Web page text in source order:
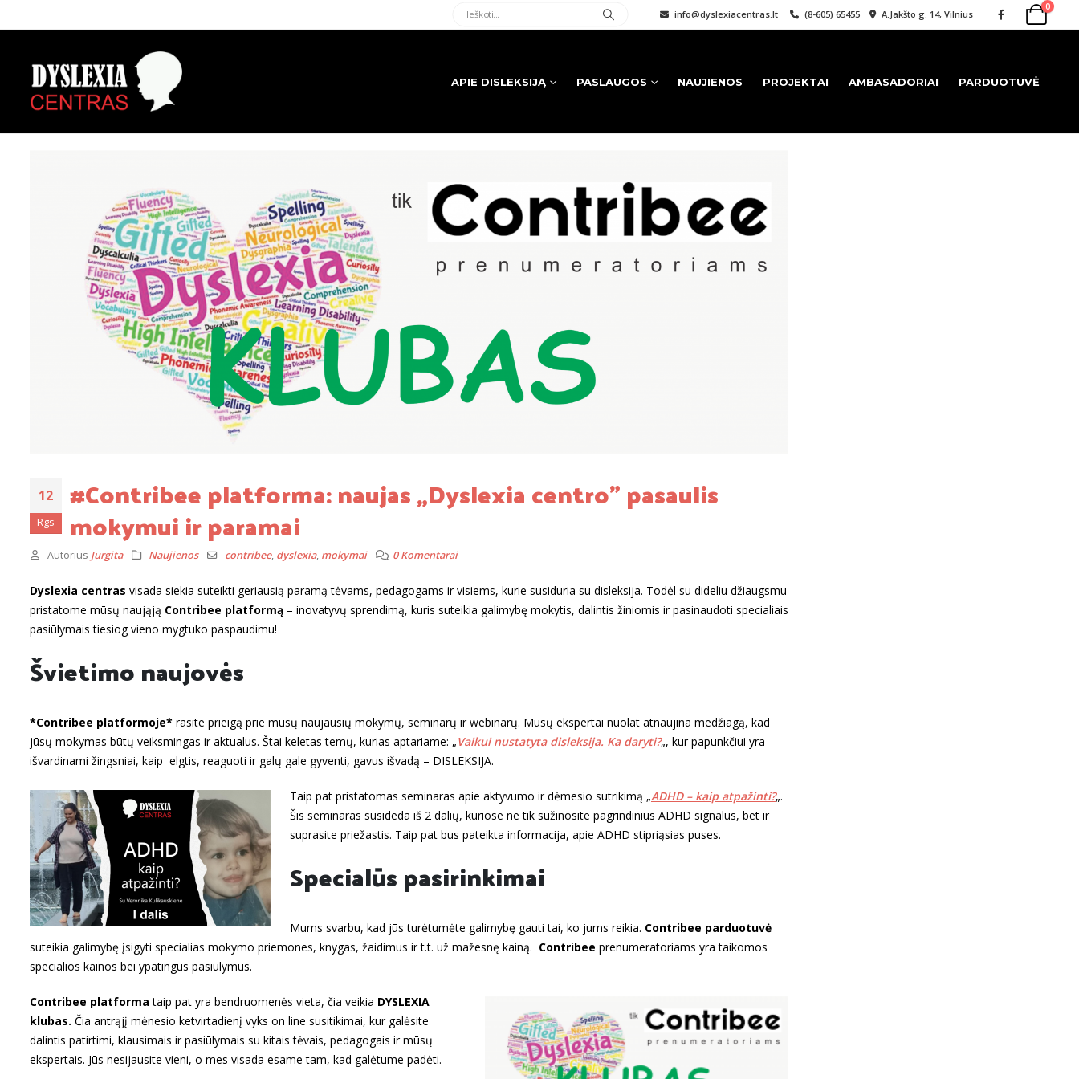
info@dyslexiacentras.lt (8-605) 65455 A.Jakšto g. 14, Vilnius
0
APIE DISLEKSIJĄ PASLAUGOS NAUJIENOS PROJEKTAI AMBASADORIAI PARDUOTUVĖ
12
Rgs
#Contribee platforma: naujas „Dyslexia centro” pasaulis
mokymui ir paramai
Autorius Jurgita Naujienos contribee, dyslexia, mokymai 0 Komentarai
Dyslexia centras visada siekia suteikti geriausią paramą tėvams, pedagogams ir visiems, kurie susiduria su disleksija. Todėl su dideliu džiaugsmu
pristatome mūsų naująją Contribee platformą – inovatyvų sprendimą, kuris suteikia galimybę mokytis, dalintis žiniomis ir pasinaudoti specialiais
pasiūlymais tiesiog vieno mygtuko paspaudimu!
Švietimo naujovės
*Contribee platformoje* rasite prieigą prie mūsų naujausių mokymų, seminarų ir webinarų. Mūsų ekspertai nuolat atnaujina medžiagą, kad
jūsų mokymas būtų veiksmingas ir aktualus. Štai keletas temų, kurias aptariame: „Vaikui nustatyta disleksija. Ka daryti?„, kur papunkčiui yra
išvardinami žingsniai, kaip elgtis, reaguoti ir galų gale gyventi, gavus išvadą – DISLEKSIJA.
Taip pat pristatomas seminaras apie aktyvumo ir dėmesio sutrikimą „ADHD – kaip atpažinti?„.
Šis seminaras susideda iš 2 dalių, kuriose ne tik sužinosite pagrindinius ADHD signalus, bet ir
suprasite priežastis. Taip pat bus pateikta informacija, apie ADHD stipriąsias puses.
Specialūs pasirinkimai
Mums svarbu, kad jūs turėtumėte galimybę gauti tai, ko jums reikia. Contribee parduotuvė
suteikia galimybę įsigyti specialias mokymo priemones, knygas, žaidimus ir t.t. už mažesnę kainą. Contribee prenumeratoriams yra taikomos
specialios kainos bei ypatingus pasiūlymus.
Contribee platforma taip pat yra bendruomenės vieta, čia veikia DYSLEXIA
klubas. Čia antrąjį mėnesio ketvirtadienį vyks on line susitikimai, kur galėsite
dalintis patirtimi, klausimais ir pasiūlymais su kitais tėvais, pedagogais ir mūsų
ekspertais. Jūs nesijausite vieni, o mes visada esame tam, kad galėtume padėti.